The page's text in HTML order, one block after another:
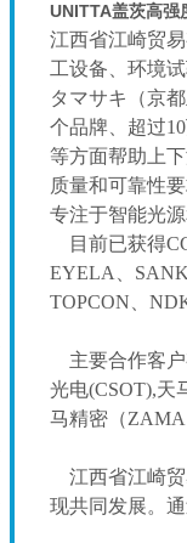
UNITTA盖茨高强
江西省江崎贸
工设备、环境
タマサキ（京
个品牌、超过
等方面帮助上
质量和可靠性
专注于智能光
目前已获得
EYELA、
TOPCON、
主要合作客
光电(CSOT),天
马精密（
江西省江崎
现共同发展。